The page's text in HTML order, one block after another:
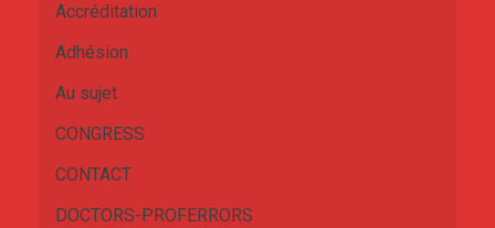
Accréditation
Adhésion
Au sujet
CONGRESS
CONTACT
DOCTORS-PROFERRORS